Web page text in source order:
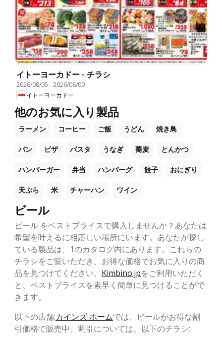
イトーヨーカドー - チラシ
2026/08/05 -2026/08/09
イトーヨーカドー
他のお気に入り製品
ラーメン コーヒー ご飯 うどん 焼き鳥
パン ピザ パスタ うなぎ 蕎麦 とんかつ
ハンバーガー 弁当 ハンバーグ 餃子 おにぎり
天ぷら 米 チャーハン ワイン
ビール
ビール をベストプライスで購入しませんか？あなたは
希望を叶えるに相応しい場所にいます。あなたが探し
ている製品は、1のカタログ内にあります。これらの
チラシをご覧いただき、お得な価格でお気に入りの商
品を見つけてください。 Kimbino.jpをご利用いただく
と、ベストプライスを素早く簡単に見つけることがで
きます。
以下の店舗:カインズ ホームでは、ビールがお得な割
引価格で販売中。割引については、以下のチラシ: